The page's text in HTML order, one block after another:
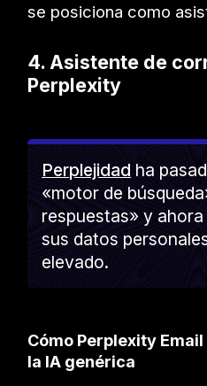
se posiciona como
4. Asistente de
Perplexity
Perplejidadha
«motor de
respuestas» y
sus datos
elevado.
Cómo Perplexity
la IA genérica